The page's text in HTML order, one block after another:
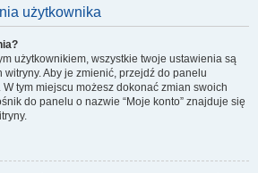
użytkownika
użytkownikiem, wszystkie twoje ustawienia są
Aby je zmienić, przejdź do panelu
tym miejscu możesz dokonać zmian swoich
do panelu o nazwie “Moje konto” znajduje się